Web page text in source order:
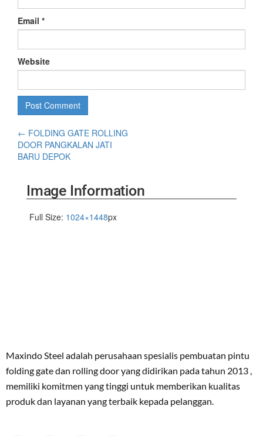
Email *
Website
← FOLDING GATE ROLLING
DOOR PANGKALAN JATI
BARU DEPOK
Image Information
Full Size: 1024×1448px
Maxindo Steel adalah perusahaan spesialis pembuatan pintu
folding gate dan rolling door yang didirikan pada tahun 2013 ,
memiliki komitmen yang tinggi untuk memberikan kualitas
produk dan layanan yang terbaik kepada pelanggan.